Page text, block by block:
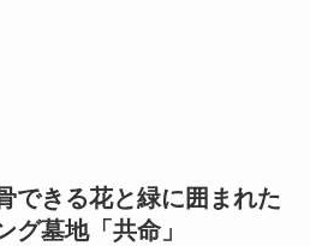
できる花と緑に囲まれた
グ墓地「共命」